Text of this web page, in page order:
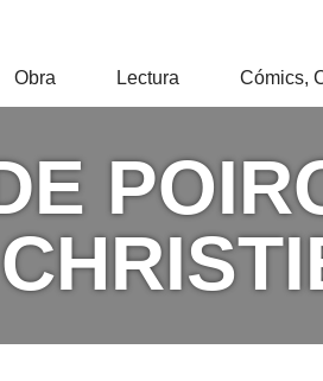
Obra Lectura Cómics,